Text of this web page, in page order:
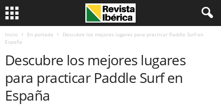
Inicio En portada
Descubre los mejores lugares para practicar Paddle Surf en
España
Descubre los mejores lugares
para practicar Paddle Surf en
España